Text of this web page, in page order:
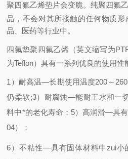
聚四氟乙烯垫片会变脆。纯聚四氟
品，不会对其所接触的任何物质
品、医药等行业中。
四氟垫聚 四氟乙烯 （英文缩写为
为Teflon）具有一系列优良的使用性
1）耐高温—长期使用温度200～260
仍柔软;3）耐腐蚀—能耐王水和一
料中*的老化寿命； 5）高润滑—具
04）；
6）不粘性—具有固体材料中zui小